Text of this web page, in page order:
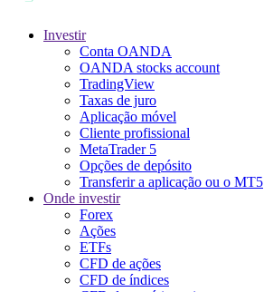
Investir
Conta OANDA
OANDA stocks account
TradingView
Taxas de juro
Aplicação móvel
Cliente profissional
MetaTrader 5
Opções de depósito
Transferir a aplicação ou o MT5
Onde investir
Forex
Ações
ETFs
CFD de ações
CFD de índices